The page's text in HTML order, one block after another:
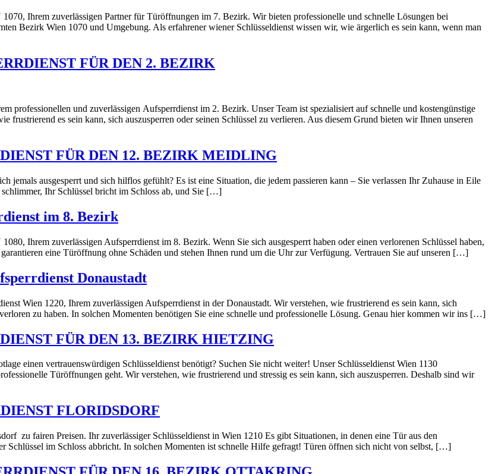
Ihrem zuverlässigen Partner für Türöffnungen im 7. Bezirk. Wir bieten professionelle und schnelle Lösungen bei
Bezirk Wien 1070 und Umgebung. Als erfahrener wiener Schlüsseldienst wissen wir, wie ärgerlich es sein kann, wenn man
FÜR DEN 2. BEZIRK
professionellen und zuverlässigen Aufsperrdienst im 2. Bezirk. Unser Team ist spezialisiert auf schnelle und kostengünstige
frustrierend es sein kann, sich auszusperren oder seinen Schlüssel zu verlieren. Aus diesem Grund bieten wir Ihnen unseren
FÜR DEN 12. BEZIRK MEIDLING
ausgesperrt und sich hilflos gefühlt? Es ist eine Situation, die jedem passieren kann – Sie verlassen Ihr Zuhause in Eile
schlimmer, Ihr Schlüssel bricht im Schloss ab, und Sie […]
im 8. Bezirk
Ihrem zuverlässigen Aufsperrdienst im 8. Bezirk. Wenn Sie sich ausgesperrt haben oder einen verlorenen Schlüssel haben,
eine Türöffnung ohne Schäden und stehen Ihnen rund um die Uhr zur Verfügung. Vertrauen Sie auf unseren […]
Donaustadt
Wien 1220, Ihrem zuverlässigen Aufsperrdienst in der Donaustadt. Wir verstehen, wie frustrierend es sein kann, sich
zu haben. In solchen Momenten benötigen Sie eine schnelle und professionelle Lösung. Genau hier kommen wir ins […]
FÜR DEN 13. BEZIRK HIETZING
einen vertrauenswürdigen Schlüsseldienst benötigt? Suchen Sie nicht weiter! Unser Schlüsseldienst Wien 1130
Türöffnungen geht. Wir verstehen, wie frustrierend und stressig es sein kann, sich auszusperren. Deshalb sind wir
FLORIDSDORF
zu fairen Preisen. Ihr zuverlässiger Schlüsseldienst in Wien 1210 Es gibt Situationen, in denen eine Tür aus den
Schlüssel im Schloss abbricht. In solchen Momenten ist schnelle Hilfe gefragt! Türen öffnen sich nicht von selbst, […]